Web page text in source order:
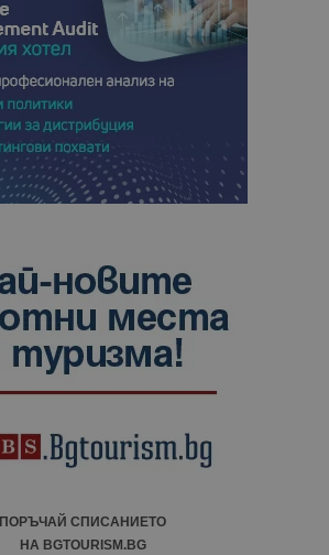
ПОРЪЧАЙ СПИСАНИЕТО
НА BGTOURISM.BG